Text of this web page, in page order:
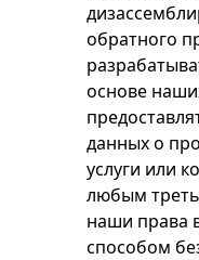
обратного
основе
данных о
услуги или
любым
наши права
способом